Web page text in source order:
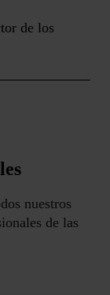
de los
nuestros
de las